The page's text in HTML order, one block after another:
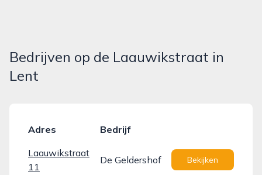
Bedrijven op de Laauwikstraat in
Lent
Adres
Bedrijf
Laauwikstraat
11
De Geldershof Bekijken